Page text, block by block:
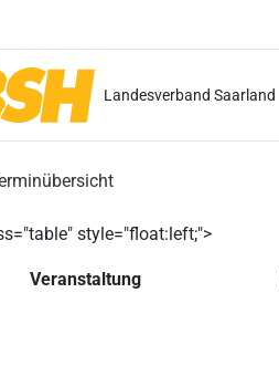
Landesverband Saarland
style="float:left;">
Veranstaltung